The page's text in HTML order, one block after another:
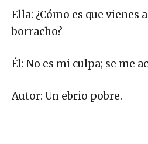
Ella: ¿Cómo es que vienes
borracho?
Él: No es mi culpa; se me
Autor: Un ebrio pobre.